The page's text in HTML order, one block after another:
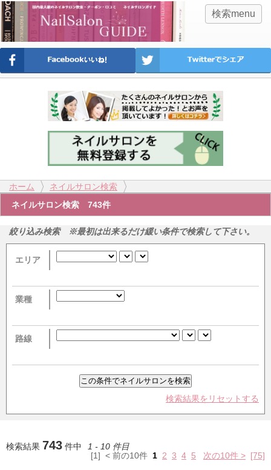
検索menu
ホーム
ネイルサロン検索
ネイルサロン検索 743件
絞り込み検索 ※最初は出来るだけ緩い条件で検索して下さい。
エリア
業種
路線
検索結果をリセットする
検索結果 743 件中
1 - 10 件目
[1] < 前の10件 1 2 3 4 5 次の10件 > [75]